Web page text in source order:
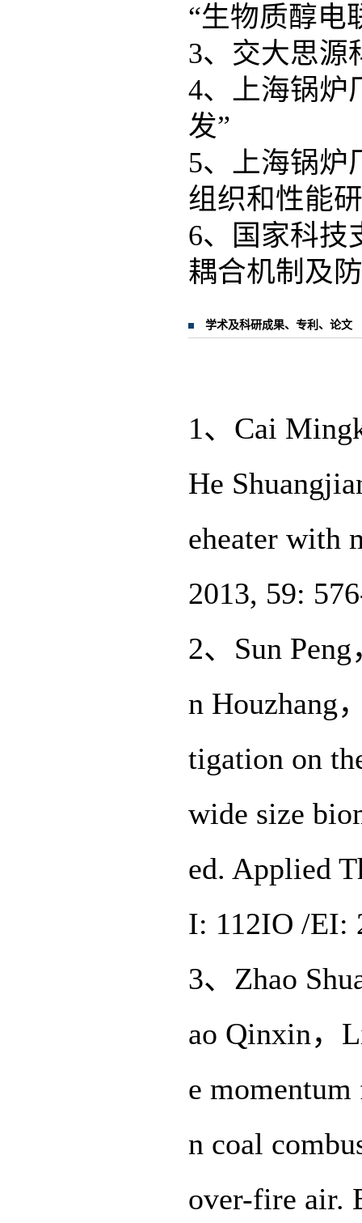
“生物质醇电
3、交大思源
4、上海锅炉
发”
5、上海锅炉
组织和性能
6、国家科技
耦合机制及
学术及科研成果、专利、论文
1、Cai
He
eheater with
2013, 59:
2、Sun
n Houzhang
tigation on
wide size
ed. Applied
I: 112IO /EI:
3、Zhao
ao Qinxin，
e
n coal
over-fire air.